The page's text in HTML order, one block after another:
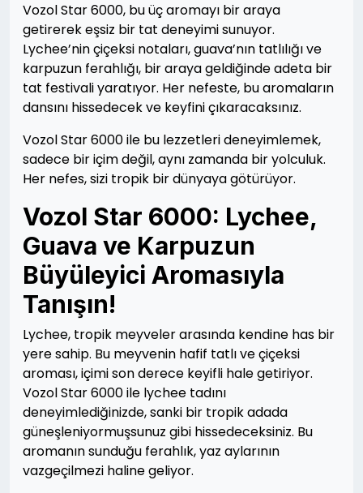
Vozol Star 6000, bu üç aromayı bir araya
getirerek eşsiz bir tat deneyimi sunuyor.
Lychee’nin çiçeksi notaları, guava’nın tatlılığı ve
karpuzun ferahlığı, bir araya geldiğinde adeta bir
tat festivali yaratıyor. Her nefeste, bu aromaların
dansını hissedecek ve keyfini çıkaracaksınız.
Vozol Star 6000 ile bu lezzetleri deneyimlemek,
sadece bir içim değil, aynı zamanda bir yolculuk.
Her nefes, sizi tropik bir dünyaya götürüyor.
Vozol Star 6000: Lychee,
Guava ve Karpuzun
Büyüleyici Aromasıyla
Tanışın!
Lychee, tropik meyveler arasında kendine has bir
yere sahip. Bu meyvenin hafif tatlı ve çiçeksi
aroması, içimi son derece keyifli hale getiriyor.
Vozol Star 6000 ile lychee tadını
deneyimlediğinizde, sanki bir tropik adada
güneşleniyormuşsunuz gibi hissedeceksiniz. Bu
aromanın sunduğu ferahlık, yaz aylarının
vazgeçilmezi haline geliyor.